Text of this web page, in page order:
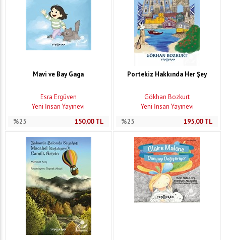
Mavi ve Bay Gaga
Esra Ergüven
Yeni İnsan Yayınevi
%25
150,00TL
Portekiz Hakkında Her Şey
Gökhan Bozkurt
Yeni İnsan Yayınevi
%25
195,00TL